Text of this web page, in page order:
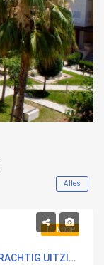
Alles
TE KOOP
PENTHOUSE MET 2 SLAAPKAMERS EN PRACHTIG UITZICHT OP DE GOLFBAAN